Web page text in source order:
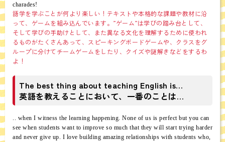
charades!
語学を学ぶことが何より楽しい！テキストや本格的な課題や教材に沿
って、ゲームを組み込んでいます。”ゲーム”は学びの踏み台として、
そして学びの手助けとして、また異なる文化を理解するために使われ
るものがたくさんあって、スピーキングボードゲームや、クラスをグ
ループに分けてチームゲームをしたり、クイズや謎解きなどをするわ
よ！
The best thing about teaching English is…
英語を教えることにおいて、一番のことは…
.. when I witness the learning happening. None of us is perfect but you can
see when students want to improve so much that they will start trying harder
and never give up. I love building amazing relationships with students who,